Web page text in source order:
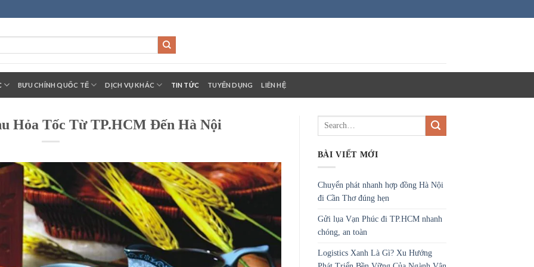
BƯU CHÍNH QUỐC TẾ DỊCH VỤ KHÁC TIN TỨC TUYỂN DỤNG LIÊN HỆ
Hỏa Tốc Từ TP.HCM Đến Hà Nội
BÀI VIẾT MỚI
Chuyển phát nhanh hợp đồng Hà Nội
đi Cần Thơ đúng hẹn
Gửi lụa Vạn Phúc đi TP.HCM nhanh
chóng, an toàn
Logistics Xanh Là Gì? Xu Hướng